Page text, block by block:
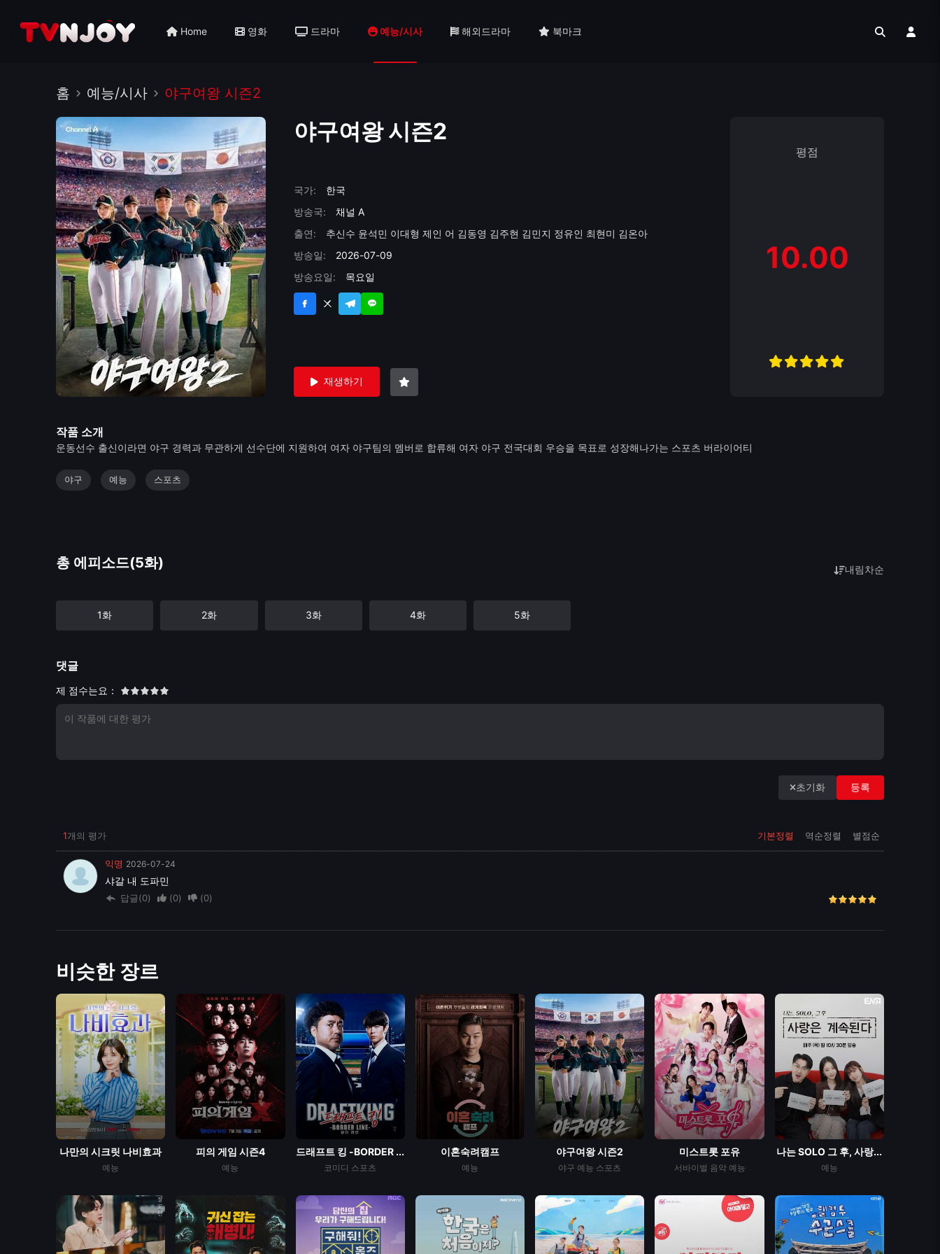
Home 영화 드라마 예능/시사 해외드라마 북마크
홈 예능/시사 야구여왕 시즌2
야구여왕 시즌2
국가:
한국
방송국:
채널 A
출연:
추신수 윤석민 이대형 제인 어 김동영 김주현 김민지 정유인 최현미 김온아
방송일:
2026-07-09
방송요일:
목요일
재생하기
평점
10.00
작품 소개
운동선수 출신이라면 야구 경력과 무관하게 선수단에 지원하여 여자 야구팀의 멤버로 합류해 여자 야구 전국대회 우승을 목표로 성장해나가는 스포츠 버라이어티
야구 예능 스포츠
총 에피소드(5화) 내림차순
1화 2화 3화 4화 5화
댓글
제 점수는요：
초기화 등록
기본정렬 역순정렬 별점순
1개의 평가
익명 2026-07-24
샤갈 내 도파민
답글(0) (0) (0)
비슷한 장르
나만의 시크릿 나비효과
예능
피의 게임 시즌4
예능
드래프트 킹 -BORDER ...
코미디 스포츠
이혼숙려캠프
예능
야구여왕 시즌2
야구 예능 스포츠
미스트롯 포유
서바이벌 음악 예능
나는 SOLO 그 후, 사랑...
예능